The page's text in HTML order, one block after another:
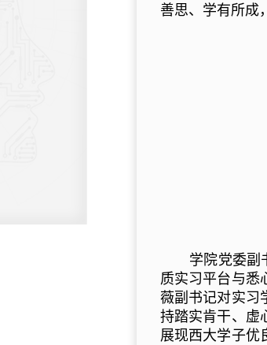
善思、学有所成
学院党委副
质实习平台与悉
薇副书记对实习
持踏实肯干、虚
展现西大学子优